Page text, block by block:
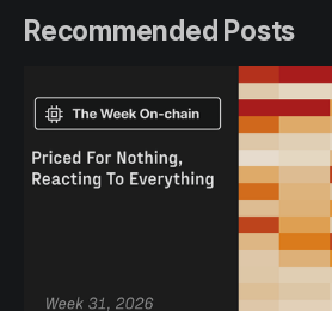
Recommended Posts